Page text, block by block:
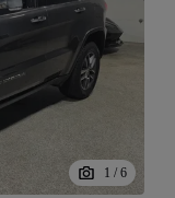
1 / 6